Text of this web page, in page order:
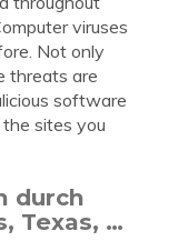
viruses
Not only
threats are
software
sites you
durch
Texas, …